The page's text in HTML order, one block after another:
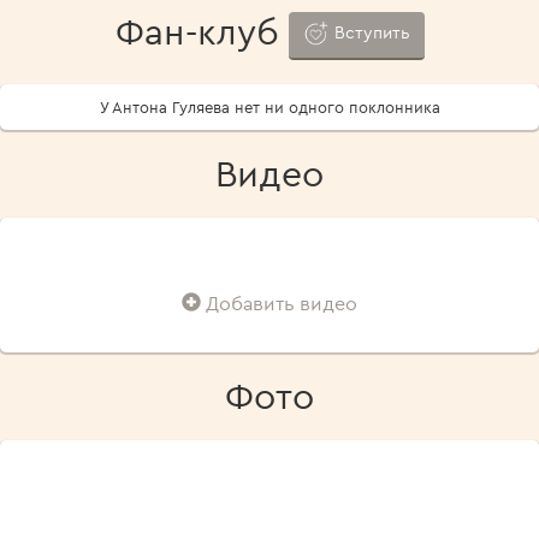
Фан-клуб Вступить
У Антона Гуляева нет ни одного поклонника
Видео
Добавить видео
Фото